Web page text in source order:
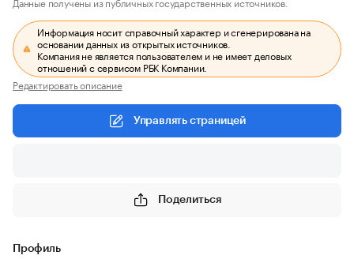
Информация носит справочный характер и сгенерирована на
основании данных из открытых источников.
Компания не является пользователем и не имеет деловых
отношений с сервисом РБК Компании.
Редактировать описание
Управлять страницей
Поделиться
Профиль